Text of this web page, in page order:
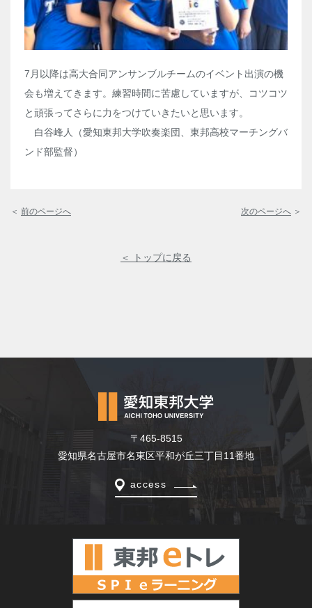
7月以降は高大合同アンサンブルチームのイベント出演の機
会も増えてきます。練習時間に苦慮していますが、コツコツ
と頑張ってさらに力をつけていきたいと思います。
白谷峰人（愛知東邦大学吹奏楽団、東邦高校マーチングバ
ンド部監督）
＜ 前のページへ 次のページへ ＞
＜ トップに戻る
〒465-8515
愛知県名古屋市名東区平和が丘三丁目11番地
access